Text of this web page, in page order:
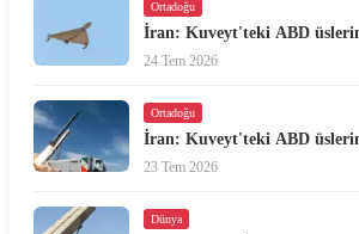
Ortadoğu
İran: Kuveyt'teki ABD
24 Tem 2026
Ortadoğu
İran: Kuveyt'teki ABD
23 Tem 2026
Dünya